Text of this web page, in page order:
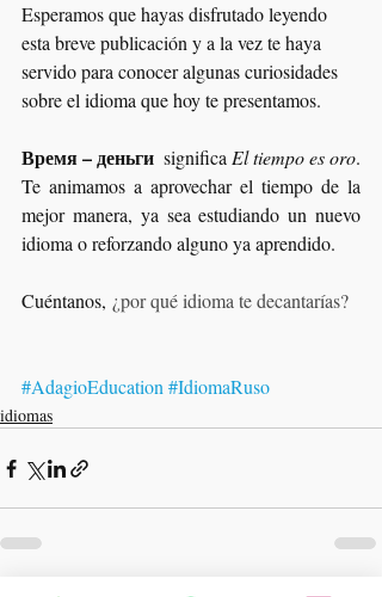
Esperamos que hayas disfrutado leyendo
esta breve publicación y a la vez te haya
servido para conocer algunas curiosidades
sobre el idioma que hoy te presentamos.
Время – деньги
  significa
El tiempo es oro.
Te animamos a aprovechar el tiempo de la
mejor manera, ya sea estudiando un nuevo
idioma o reforzando alguno ya aprendido.
Cuéntanos, ¿por qué idioma te decantarías?
#AdagioEducation #IdiomaRuso
idiomas